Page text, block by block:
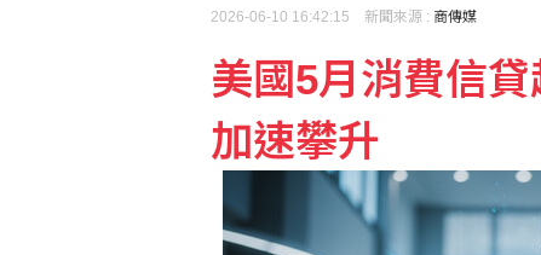
休達危機凸顯邊境脆弱
荷莫茲海峽再傳船隻遇
2026-06-10 16:42:15 新聞來源 : 商傳媒
美國5月消費信
加速攀升